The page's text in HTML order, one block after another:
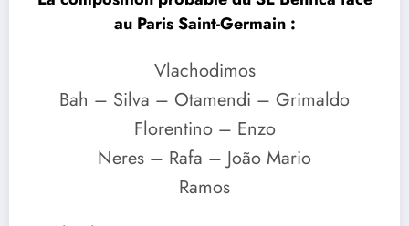
au Paris Saint-Germain :
Vlachodimos
Bah – Silva – Otamendi – Grimaldo
Florentino – Enzo
Neres – Rafa – João Mario
Ramos